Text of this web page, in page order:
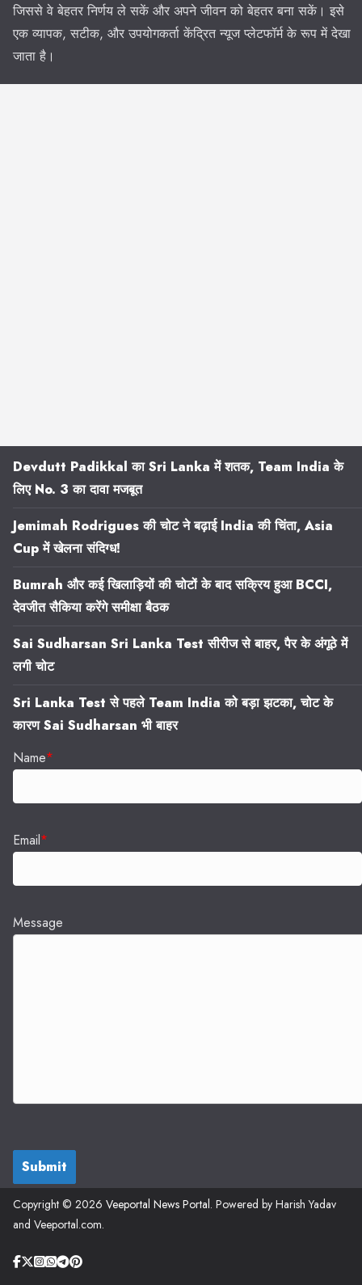
जिससे वे बेहतर निर्णय ले सकें और अपने जीवन को बेहतर बना सकें। इसे
एक व्यापक, सटीक, और उपयोगकर्ता केंद्रित न्यूज प्लेटफॉर्म के रूप में देखा
जाता है।
Devdutt Padikkal का Sri Lanka में शतक, Team India के
लिए No. 3 का दावा मजबूत
Jemimah Rodrigues की चोट ने बढ़ाई India की चिंता, Asia
Cup में खेलना संदिग्ध!
Bumrah और कई खिलाड़ियों की चोटों के बाद सक्रिय हुआ BCCI,
देवजीत सैकिया करेंगे समीक्षा बैठक
Sai Sudharsan Sri Lanka Test सीरीज से बाहर, पैर के अंगूठे में
लगी चोट
Sri Lanka Test से पहले Team India को बड़ा झटका, चोट के
कारण Sai Sudharsan भी बाहर
Name*
Email*
Message
Submit
Copyright © 2026 Veeportal News Portal. Powered by Harish Yadav
and Veeportal.com.